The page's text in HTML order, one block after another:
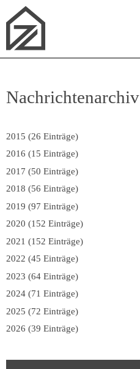
Nachrichtenarchiv
2015 (26 Einträge)
2016 (15 Einträge)
2017 (50 Einträge)
2018 (56 Einträge)
2019 (97 Einträge)
2020 (152 Einträge)
2021 (152 Einträge)
2022 (45 Einträge)
2023 (64 Einträge)
2024 (71 Einträge)
2025 (72 Einträge)
2026 (39 Einträge)